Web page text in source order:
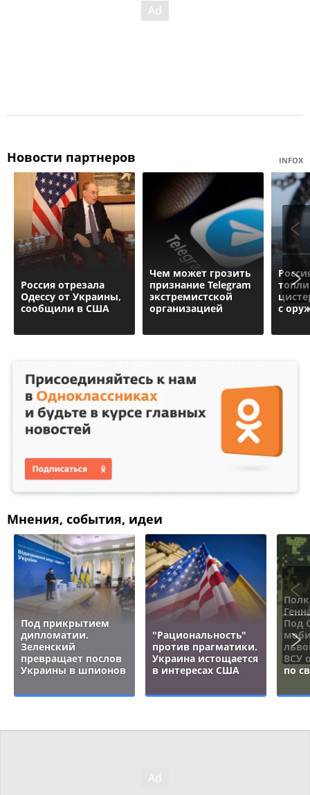
Новости партнеров INFOX
Россия отрезала
Одессу от Украины,
сообщили в США
Чем может грозить
признание Telegram
экстремистской
организацией
с
Мнения, события, идеи
Под прикрытием
дипломатии.
Зеленский
превращает послов
Украины в шпионов
"Рациональность"
против прагматики.
Украина истощается
в интересах США
Под
ВСУ
по